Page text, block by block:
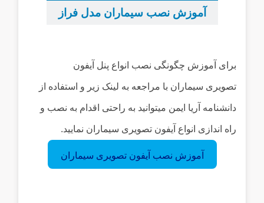
آموزش نصب سیماران مدل فراز
برای آموزش چگونگی نصب انواع پنل آیفون
تصویری سیماران با مراجعه به لینک زیر و استفاده از
دانشنامه آریا ایمن میتوانید به راحتی اقدام به نصب و
راه اندازی انواع آیفون تصویری سیماران نمایید.
آموزش نصب آیفون تصویری سیماران